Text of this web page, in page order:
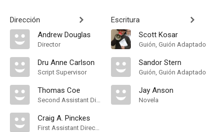
Dirección
Andrew Douglas
Director
Dru Anne Carlson
Script Supervisor
Thomas Coe
Second Assistant Director
Craig A. Pinckes
First Assistant Director
Escritura
Scott Kosar
Guión, Guión Adaptado
Sandor Stern
Guión, Guión Adaptado
Jay Anson
Novela